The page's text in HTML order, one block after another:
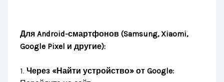
Для Android-смартфонов (Samsung, Xiaomi,
Google Pixel и другие):
1.Через «Найти устройство» от Google: